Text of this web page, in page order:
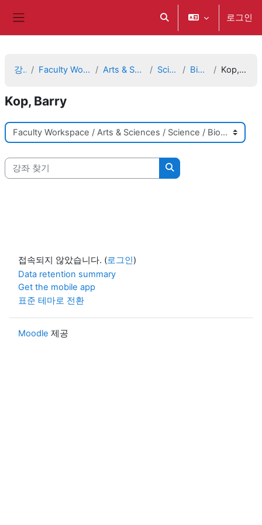
검색 입력 전환 로그인
강좌 Faculty Workspace Arts & Sciences Science Biology Kop, Barry
Kop, Barry
강좌 범주
강좌 찾기
강좌 찾기
접속되지 않았습니다. (로그인)
Data retention summary
Get the mobile app
표준 테마로 전환
Moodle 제공